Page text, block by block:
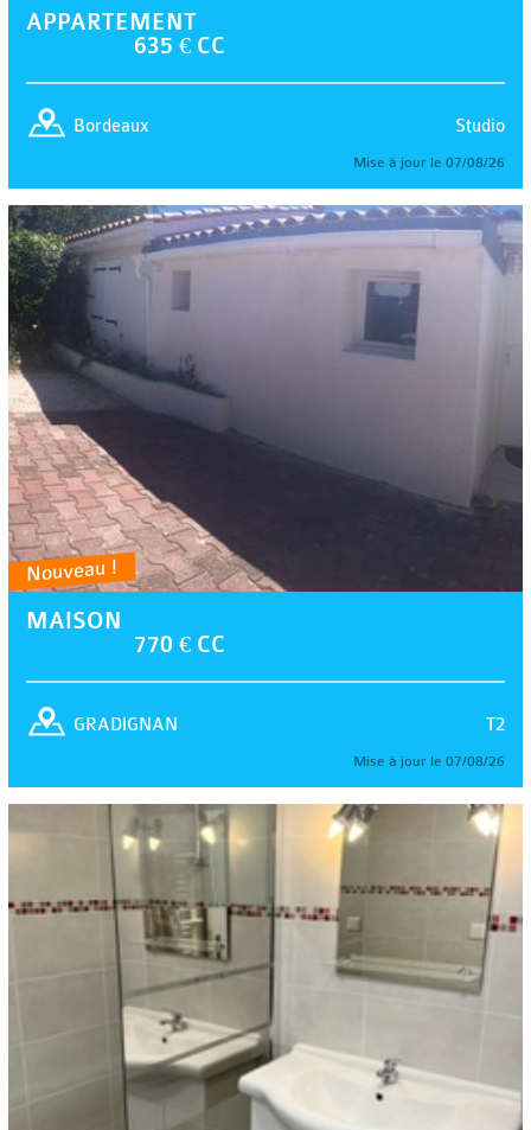
APPARTEMENT
635 € CC
Studio
Bordeaux
Mise à jour le 07/08/26
Nouveau !
MAISON
770 € CC
T2
GRADIGNAN
Mise à jour le 07/08/26